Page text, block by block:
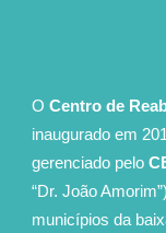
OCentro de
inaugurado em
gerenciado pelo
“Dr. João
municípios da